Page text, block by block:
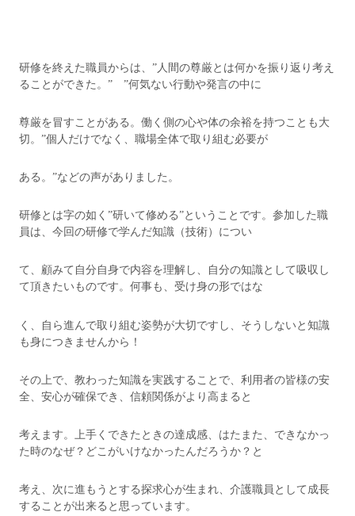
研修を終えた職員からは、”人間の尊厳とは何かを振り返り考え
ることができた。” ”何気ない行動や発言の中に
尊厳を冒すことがある。働く側の心や体の余裕を持つことも大
切。”個人だけでなく、職場全体で取り組む必要が
ある。”などの声がありました。
研修とは字の如く”研いて修める”ということです。参加した職
員は、今回の研修で学んだ知識（技術）につい
て、顧みて自分自身で内容を理解し、自分の知識として吸収し
て頂きたいものです。何事も、受け身の形ではな
く、自ら進んで取り組む姿勢が大切ですし、そうしないと知識
も身につきませんから！
その上で、教わった知識を実践することで、利用者の皆様の安
全、安心が確保でき、信頼関係がより高まると
考えます。上手くできたときの達成感、はたまた、できなかっ
た時のなぜ？どこがいけなかったんだろうか？と
考え、次に進もうとする探求心が生まれ、介護職員として成長
することが出来ると思っています。